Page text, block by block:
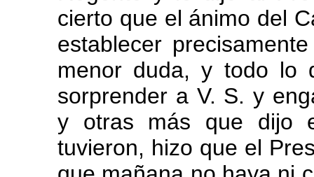
cierto que el ánimo del
establecer
menor duda, y todo lo
sorprender a V. S. y
y otras más que dijo
tuvieron, hizo que el